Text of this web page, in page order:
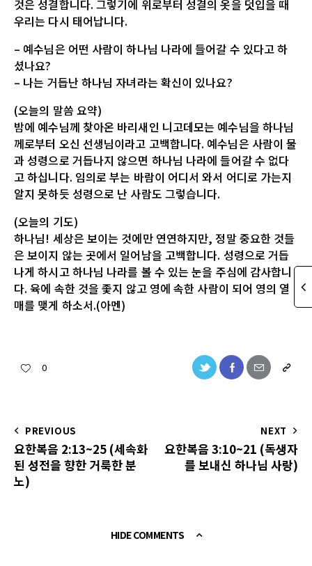
것은 성결합니다. 그렇기에 위로부터 성결의 옷을 덧입을 때
우리는 다시 태어납니다.
– 예수님은 어떤 사람이 하나님 나라에 들어갈 수 있다고 하
셨나요?
– 나는 거듭난 하나님 자녀라는 확신이 있나요?
(오늘의 말씀 요약)
밤에 예수님께 찾아온 바리새인 니고데모는 예수님을 하나님
께로부터 오신 선생님이라고 고백합니다. 예수님은 사람이 물
과 성령으로 거듭나지 않으면 하나님 나라에 들어갈 수 없다
고 하십니다. 임의로 부는 바람이 어디서 와서 어디로 가는지
알지 못하듯 성령으로 난 사람도 그렇습니다.
(오늘의 기도)
하나님! 세상은 보이는 것에만 연연하지만, 정말 중요한 것들
은 보이지 않는 곳에서 일어남을 고백합니다. 성령으로 거듭
나게 하시고 하나님 나라를 볼 수 있는 눈을 주심에 감사합니
다. 육에 속한 것을 좇지 않고 영에 속한 사람이 되어 영의 열
매를 맺게 하소서.(아멘)
0
PREVIOUS
요한복음 2:13~25 (세속화
된 성전을 향한 거룩한 분
노)
NEXT
요한복음 3:10~21 (독생자
를 보내신 하나님 사랑)
HIDE COMMENTS